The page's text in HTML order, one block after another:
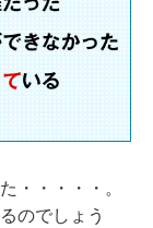
・・・・・。
のでしょう